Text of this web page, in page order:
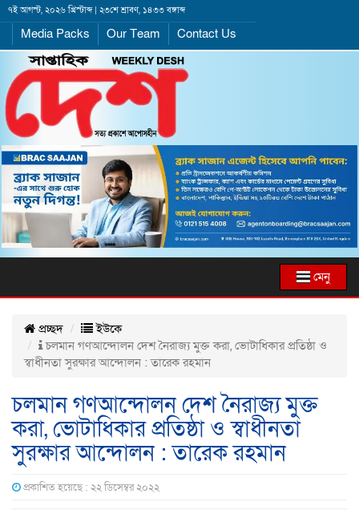
৭ই আগস্ট, ২০২৬ খ্রিস্টাব্দ | ২৩শে শ্রাবণ, ১৪৩৩ বঙ্গাব্দ
Media Packs Our Team Contact Us
মেনু
প্রচ্ছদ
ইউকে
চলমান গণআন্দোলন দেশ নৈরাজ্য মুক্ত করা, ভোটাধিকার প্রতিষ্ঠা ও
স্বাধীনতা সুরক্ষার আন্দোলন : তারেক রহমান
চলমান গণআন্দোলন দেশ নৈরাজ্য মুক্ত
করা, ভোটাধিকার প্রতিষ্ঠা ও স্বাধীনতা
সুরক্ষার আন্দোলন : তারেক রহমান
প্রকাশিত হয়েছে : ২২ ডিসেম্বর ২০২২